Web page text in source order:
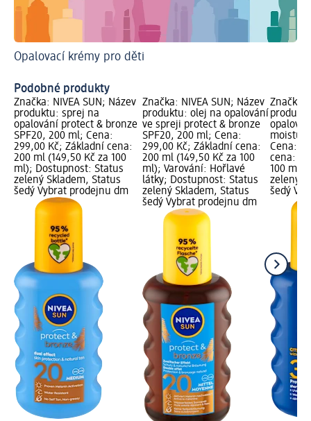
Opalovací krémy pro děti
Podobné produkty
Značka: NIVEA SUN; Název
produktu: sprej na
opalování protect & bronze
SPF20, 200 ml; Cena:
299,00 Kč; Základní cena:
200 ml (149,50 Kč za 100
ml); Dostupnost: Status
zelený Skladem, Status
šedý Vybrat prodejnu dm
Značka: NIVEA SUN; Název
produktu: olej na opalování
ve spreji protect & bronze
SPF20, 200 ml; Cena:
299,00 Kč; Základní cena:
200 ml (149,50 Kč za 100
ml); Varování: Hořlavé
látky; Dostupnost: Status
zelený Skladem, Status
šedý Vybrat prodejnu dm
Značka:
Cena:
cena:
100 ml);
zelený
šedý